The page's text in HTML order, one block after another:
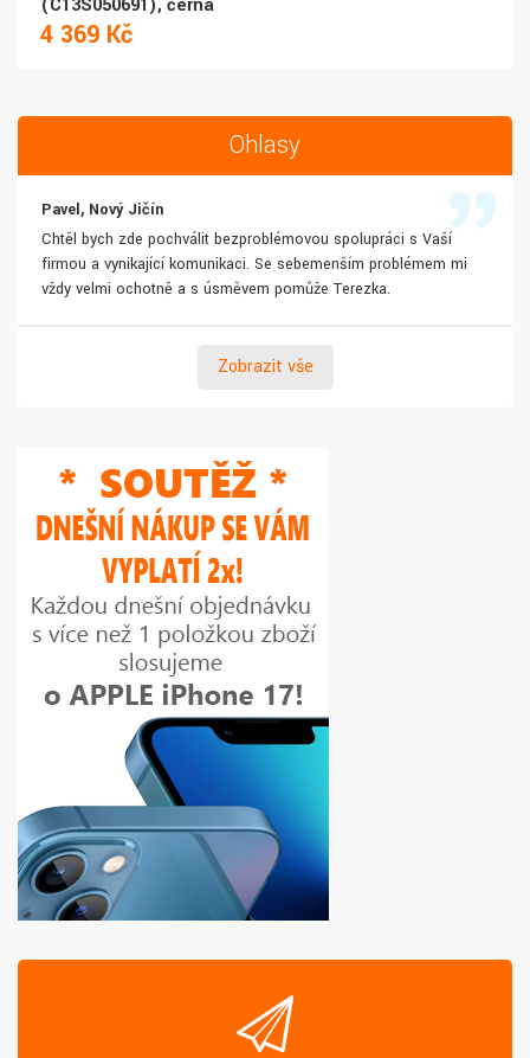
(C13S050691), černá
4 369 Kč
Ohlasy
Pavel, Nový Jičín
Chtěl bych zde pochválit bezproblémovou spolupráci s Vaší
firmou a vynikající komunikaci. Se sebemenším problémem mi
vždy velmi ochotně a s úsměvem pomůže Terezka.
Zobrazit vše